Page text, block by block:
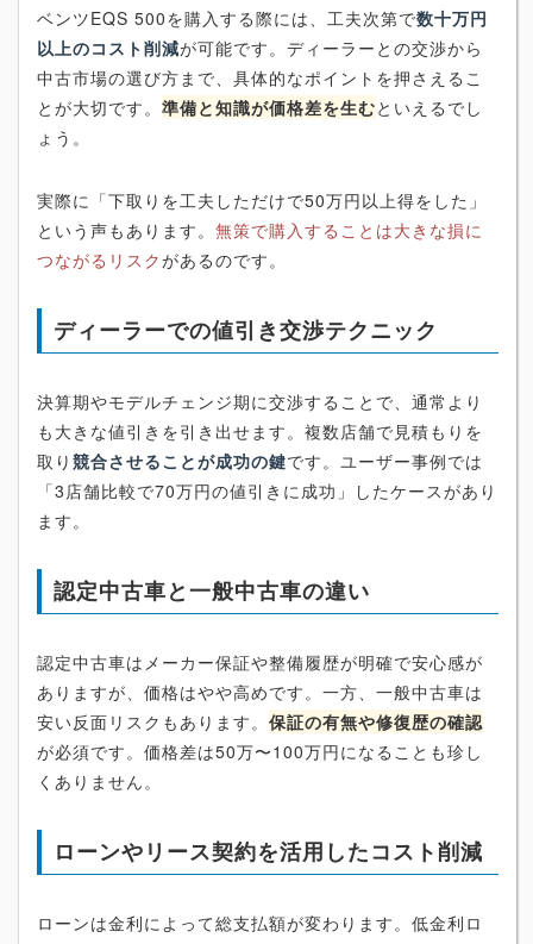
ベンツEQS 500を購入する際には、工夫次第で数十万円
以上のコスト削減が可能です。ディーラーとの交渉から
中古市場の選び方まで、具体的なポイントを押さえるこ
とが大切です。 準備と知識が価格差を生むといえるでし
ょう。
実際に「下取りを工夫しただけで50万円以上得をした」
という声もあります。 無策で購入することは大きな損に
つながるリスクがあるのです。
ディーラーでの値引き交渉テクニック
決算期やモデルチェンジ期に交渉することで、通常より
も大きな値引きを引き出せます。複数店舗で見積もりを
取り 競合させることが成功の鍵です。ユーザー事例では
「3店舗比較で70万円の値引きに成功」したケースがあり
ます。
認定中古車と一般中古車の違い
認定中古車はメーカー保証や整備履歴が明確で安心感が
ありますが、価格はやや高めです。一方、一般中古車は
安い反面リスクもあります。 保証の有無や修復歴の確認
が必須です。価格差は50万〜100万円になることも珍し
くありません。
ローンやリース契約を活用したコスト削減
ローンは金利によって総支払額が変わります。低金利ロ